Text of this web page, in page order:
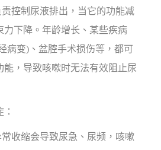
制尿液排出，当它的功能减
力下降。年龄增长、某些疾病
病变)、盆腔手术损伤等，都可
能，导致咳嗽时无法有效阻止尿
缩会导致尿急、尿频，咳嗽